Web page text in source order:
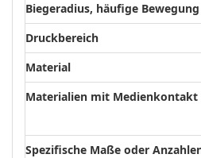
Biegeradius, häufige Bewegung
Druckbereich
Material
Materialien mit Medienkontakt
Spezifische Maße oder